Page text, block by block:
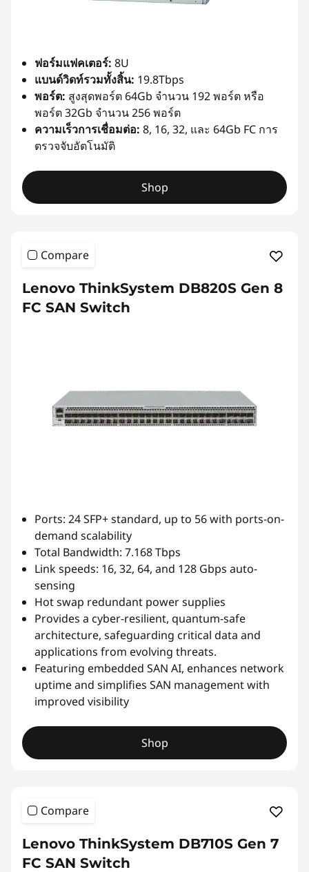
ฟอร์มแฟคเตอร์: 8U
แบนด์วิดท์รวมทั้งสิ้น: 19.8Tbps
พอร์ต: สูงสุดพอร์ต 64Gb จำนวน 192 พอร์ต หรือ
พอร์ต 32Gb จำนวน 256 พอร์ต
ความเร็วการเชื่อมต่อ: 8, 16, 32, และ 64Gb FC การ
ตรวจจับอัตโนมัติ
Shop
Compare
Lenovo ThinkSystem DB820S Gen 8
FC SAN Switch
Ports: 24 SFP+ standard, up to 56 with ports-on-
demand scalability
Total Bandwidth: 7.168 Tbps
Link speeds: 16, 32, 64, and 128 Gbps auto-
sensing
Hot swap redundant power supplies
Provides a cyber-resilient, quantum-safe
architecture, safeguarding critical data and
applications from evolving threats.
Featuring embedded SAN AI, enhances network
uptime and simplifies SAN management with
improved visibility
Shop
Compare
Lenovo ThinkSystem DB710S Gen 7
FC SAN Switch